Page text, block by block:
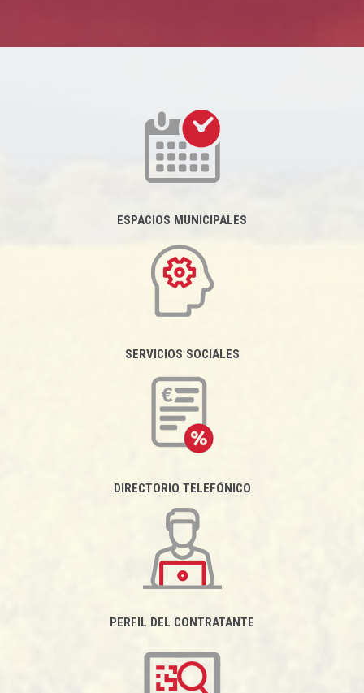
ESPACIOS MUNICIPALES
SERVICIOS SOCIALES
DIRECTORIO TELEFÓNICO
PERFIL DEL CONTRATANTE